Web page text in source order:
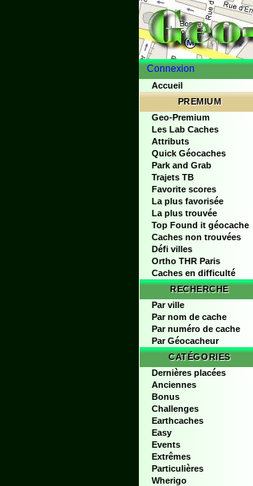
Connexion
Accueil
PREMIUM
Geo-Premium
Les Lab Caches
Attributs
Quick Géocaches
Park and Grab
Trajets TB
Favorite scores
La plus favorisée
La plus trouvée
Top Found it géocache
Caches non trouvées
Défi villes
Ortho THR Paris
Caches en difficulté
RECHERCHE
Par ville
Par nom de cache
Par numéro de cache
Par Géocacheur
CATÉGORIES
Dernières placées
Anciennes
Bonus
Challenges
Earthcaches
Easy
Events
Extrêmes
Particulières
Wherigo